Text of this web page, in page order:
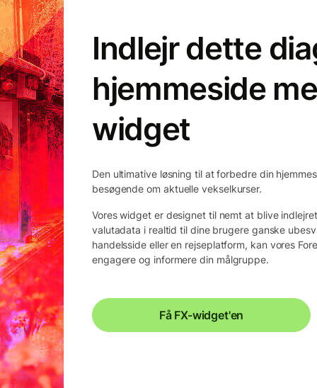
Indlejr dette
hjemmeside
widget
Den ultimative løsning til at forbedre din
besøgende om aktuelle vekselkurser.
Vores widget er designet til nemt at blive
valutadata i realtid til dine brugere ganske
handelsside eller en rejseplatform, kan vores
engagere og informere din målgruppe.
Få FX-widget'en